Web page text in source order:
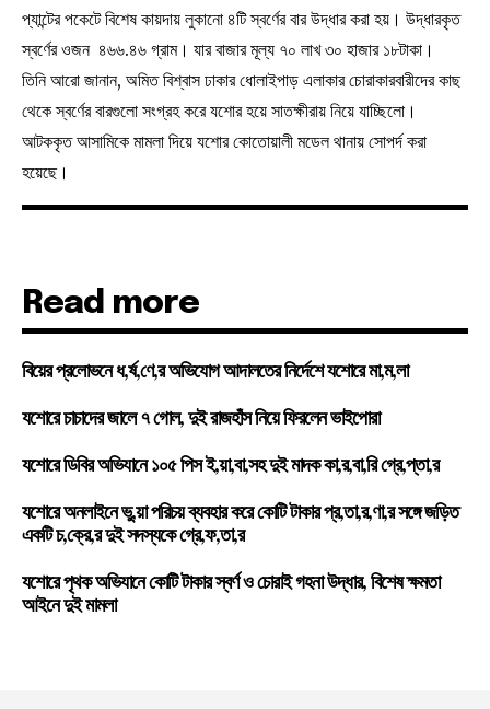
প্যান্টের পকেটে বিশেষ কায়দায় লুকানো ৪টি স্বর্ণের বার উদ্ধার করা হয়। উদ্ধারকৃত
স্বর্ণের ওজন ৪৬৬.৪৬ গ্রাম। যার বাজার মূল্য ৭০ লাখ ৩০ হাজার ১৮টাকা।
তিনি আরো জানান, অমিত বিশ্বাস ঢাকার ধোলাইপাড় এলাকার চোরাকারবারীদের কাছ
থেকে স্বর্ণের বারগুলো সংগ্রহ করে যশোর হয়ে সাতক্ষীরায় নিয়ে যাচ্ছিলো।
আটককৃত আসামিকে মামলা দিয়ে যশোর কোতোয়ালী মডেল থানায় সোপর্দ করা
হয়েছে।
Read more
বিয়ের প্রলোভনে ধ,র্ষ,ণে,র অভিযোগ আদালতের নির্দেশে যশোরে মা,ম,লা
যশোরে চাচাদের জালে ৭ গোল, দুই রাজহাঁস নিয়ে ফিরলেন ভাইপোরা
যশোরে ডিবির অভিযানে ১০৫ পিস ই,য়া,বা,সহ দুই মাদক কা,র,বা,রি গ্রে,প্তা,র
যশোরে অনলাইনে ভু,য়া পরিচয় ব্যবহার করে কোটি টাকার প্র,তা,র,ণা,র সঙ্গে জড়িত
একটি চ,ক্রে,র দুই সদস্যকে গ্রে,ফ,তা,র
যশোরে পৃথক অভিযানে কোটি টাকার স্বর্ণ ও চোরাই গহনা উদ্ধার, বিশেষ ক্ষমতা
আইনে দুই মামলা